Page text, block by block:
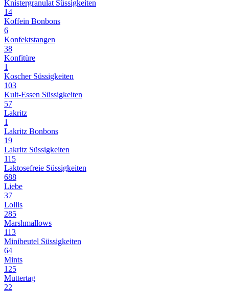
Knistergranulat Süssigkeiten
14
Koffein Bonbons
6
Konfektstangen
38
Konfitüre
1
Koscher Süssigkeiten
103
Kult-Essen Süssigkeiten
57
Lakritz
1
Lakritz Bonbons
19
Lakritz Süssigkeiten
115
Laktosefreie Süssigkeiten
688
Liebe
37
Lollis
285
Marshmallows
113
Minibeutel Süssigkeiten
64
Mints
125
Muttertag
22